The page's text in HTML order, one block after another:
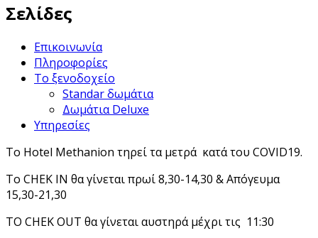
Σελίδες
Επικοινωνία
Πληροφορίες
Το ξενοδοχείο
Standar δωμάτια
Δωμάτια Deluxe
Υπηρεσίες
Το Hotel Methanion τηρεί τα μετρά κατά του COVID19.
Το CHEK IN θα γίνεται πρωί 8,30-14,30 & Απόγευμα
15,30-21,30
ΤΟ CHEK OUT θα γίνεται αυστηρά μέχρι τις 11:30